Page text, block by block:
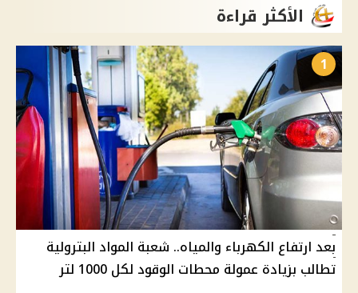
الأكثر قراءة
1
بعد ارتفاع الكهرباء والمياه.. شعبة المواد البترولية
تطالب بزيادة عمولة محطات الوقود لكل 1000 لتر